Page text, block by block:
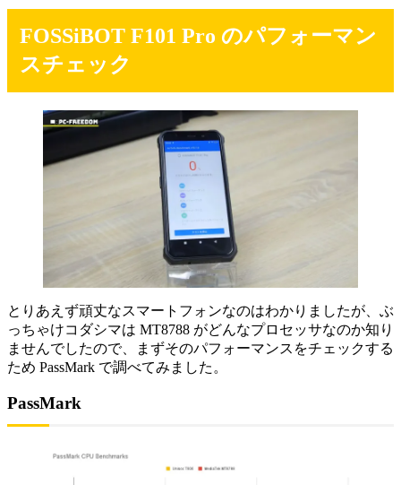
FOSSiBOT F101 Pro のパフォーマン
スチェック
とりあえず頑丈なスマートフォンなのはわかりましたが、ぶ
っちゃけコダシマは MT8788 がどんなプロセッサなのか知り
ませんでしたので、まずそのパフォーマンスをチェックする
ため PassMark で調べてみました。
PassMark